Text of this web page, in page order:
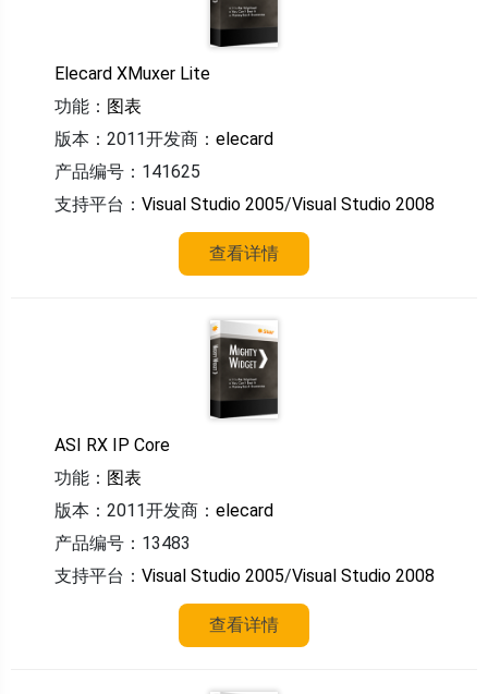
Elecard XMuxer Lite
功能： 图表
版本：2011开发商： elecard
产品编号：141625
支持平台： Visual Studio 2005/Visual Studio 2008
查看详情
ASI RX IP Core
功能： 图表
版本：2011开发商： elecard
产品编号：13483
支持平台： Visual Studio 2005/Visual Studio 2008
查看详情